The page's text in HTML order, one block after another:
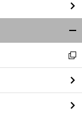
閉
る
新
し
い
ウ
ィ